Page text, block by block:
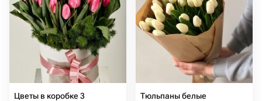
Цветы в коробке 3 Тюльпаны белые